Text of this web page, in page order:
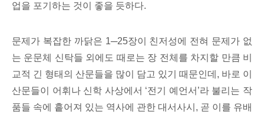
업을 포기하는 것이 좋을 듯하다.
문제가 복잡한 까닭은 1─25장이 친저성에 전혀 문제가 없
는 운문체 신탁들 외에도 때로는 장 전체를 차지할 만큼 비
교적 긴 형태의 산문들을 많이 담고 있기 때문인데, 바로 이
산문들이 어휘나 신학 사상에서 ‘전기 예언서’라 불리는 작
품들 속에 흩어져 있는 역사에 관한 대서사시, 곧 이를 유배